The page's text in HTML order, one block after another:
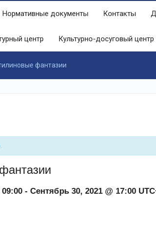
Нормативные документы Контакты
центр Культурно-досуговый
фантазии
- Сентябрь 30, 2021 @ 17:00